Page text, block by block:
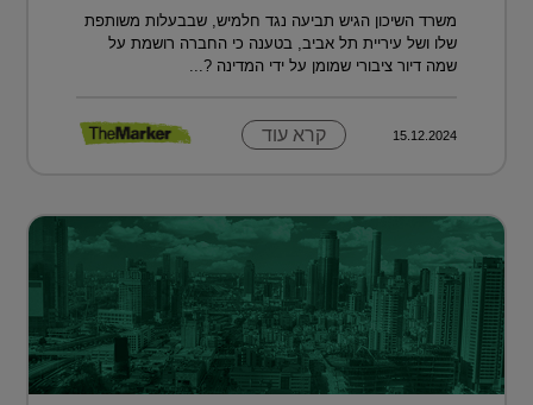
משרד השיכון הגיש תביעה נגד חלמיש, שבבעלות משותפת
שלו ושל עיריית תל אביב, בטענה כי החברה רושמת על
שמה דיור ציבורי שמומן על ידי המדינה ?...
15.12.2024 קרא עוד